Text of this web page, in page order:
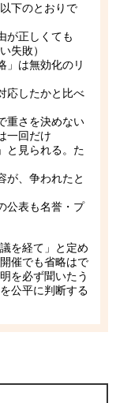
下のとおりで
が正しくても
失敗）
」は無効化のリ
応したかと比べ
重さを決めない
一回だけ
と見られる。た
が、争われたと
公表も名誉・プ
を経て」と定め
催でも省略はで
を必ず聞いたう
公平に判断する